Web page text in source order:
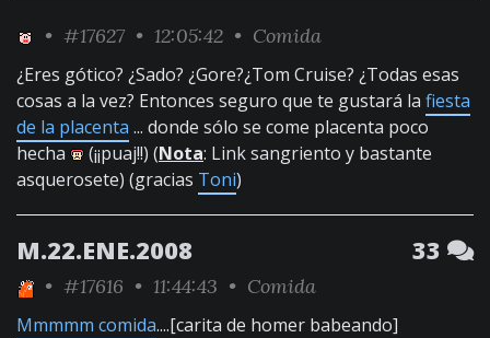
• #17627 • 12:05:42 • Comida
¿Eres gótico? ¿Sado? ¿Gore?¿Tom Cruise? ¿Todas esas
cosas a la vez? Entonces seguro que te gustará la fiesta
de la placenta ... donde sólo se come placenta poco
hecha
(¡¡puaj!!) (Nota: Link sangriento y bastante
asquerosete) (gracias Toni)
M.22.ENE.2008 33
• #17616 • 11:44:43 • Comida
Mmmmm comida....[carita de homer babeando]